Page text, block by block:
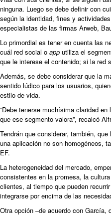
ninguna. Luego se debe definir con
según la identidad, fines y
especialistas de las firmas Arweb,
Lo primordial es tener en cuenta las
cuál red social o app utiliza el
que le interese el contenido; si la red
Además, se debe considerar que la
sentido lúdico para los usuarios,
estilo de vida.
“Debe tenerse muchísima claridad
que ese segmento valora”, recalcó
Tendrán que considerar, también,
una aplicación no son homogéneos,
EF.
La heterogeneidad del mercado,
consistentes en la promesa, la
clientes, al tiempo que pueden
integrarse por encima de las
Otra opción –de acuerdo con García,